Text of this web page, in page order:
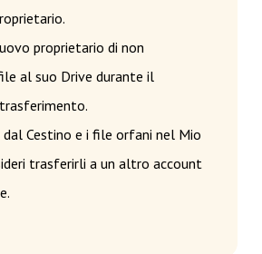
proprietario di non
al suo Drive durante il
Cestino e i file orfani nel Mio
trasferirli a un altro account